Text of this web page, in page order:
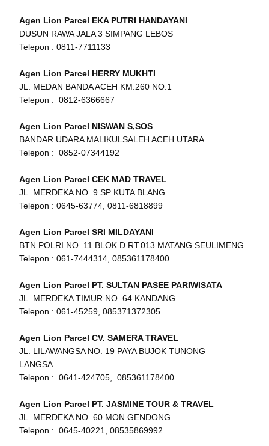
Agen Lion Parcel EKA PUTRI HANDAYANI
DUSUN RAWA JALA 3 SIMPANG LEBOS
Telepon : 0811-7711133
Agen Lion Parcel HERRY MUKHTI
JL. MEDAN BANDA ACEH KM.260 NO.1
Telepon : 0812-6366667
Agen Lion Parcel NISWAN S,SOS
BANDAR UDARA MALIKULSALEH ACEH UTARA
Telepon : 0852-07344192
Agen Lion Parcel CEK MAD TRAVEL
JL. MERDEKA NO. 9 SP KUTA BLANG
Telepon : 0645-63774, 0811-6818899
Agen Lion Parcel SRI MILDAYANI
BTN POLRI NO. 11 BLOK D RT.013 MATANG SEULIMENG
Telepon : 061-7444314, 085361178400
Agen Lion Parcel PT. SULTAN PASEE PARIWISATA
JL. MERDEKA TIMUR NO. 64 KANDANG
Telepon : 061-45259, 085371372305
Agen Lion Parcel CV. SAMERA TRAVEL
JL. LILAWANGSA NO. 19 PAYA BUJOK TUNONG
LANGSA
Telepon : 0641-424705, 085361178400
Agen Lion Parcel PT. JASMINE TOUR & TRAVEL
JL. MERDEKA NO. 60 MON GENDONG
Telepon : 0645-40221, 08535869992